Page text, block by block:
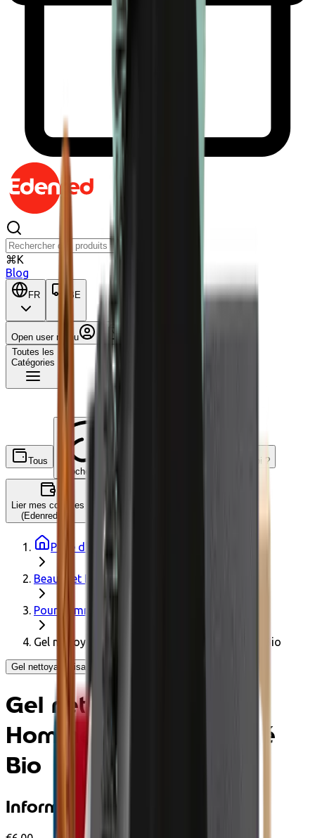
⌘K
Blog
FR BE
Open user menu
Toutes les
Catégories
Tous
Ecochèques
C'est quoi ?
Lier mes comptes
(Edenred, ...)
Page d'accueil
Beauté et Bien-être
Pour hommes
Gel nettoyant visage Homme 100ml - Certifié Bio
Gel nettoyant visage Homme 100ml - Certifié Bio - Avril
Gel nettoyant visage
Homme 100ml - Certifié
Bio
Informations produit